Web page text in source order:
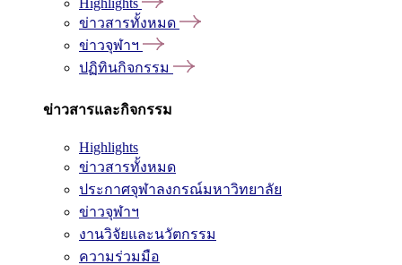
Highlights
ข่าวสารทั้งหมด
ข่าวจุฬาฯ
ปฏิทินกิจกรรม
ข่าวสารและกิจกรรม
Highlights
ข่าวสารทั้งหมด
ประกาศจุฬาลงกรณ์มหาวิทยาลัย
ข่าวจุฬาฯ
งานวิจัยและนวัตกรรม
ความร่วมมือ